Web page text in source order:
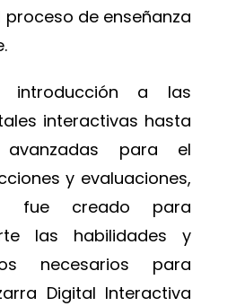
proceso de enseñanza
introducción a las
interactivas hasta
avanzadas para el
y evaluaciones,
fue creado para
las habilidades y
necesarios para
Digital Interactiva